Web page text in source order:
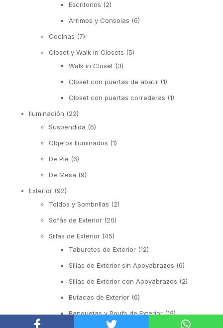
Escritorios (2)
Arrimos y Consolas (6)
Cocinas (7)
Closet y Walk in Closets (5)
Walk in Closet (3)
Closet con puertas de abatir (1)
Closet con puertas correderas (1)
Iluminación (22)
Suspendida (6)
Objetos Iluminados (1)
De Pie (6)
De Mesa (9)
Exterior (92)
Toldos y Sombrillas (2)
Sofás de Exterior (20)
Sillas de Exterior (45)
Taburetes de Exterior (12)
Sillas de Exterior sin Apoyabrazos (6)
Sillas de Exterior con Apoyabrazos (2)
Butacas de Exterior (6)
Banquetas y Poufs de Exterior(19)